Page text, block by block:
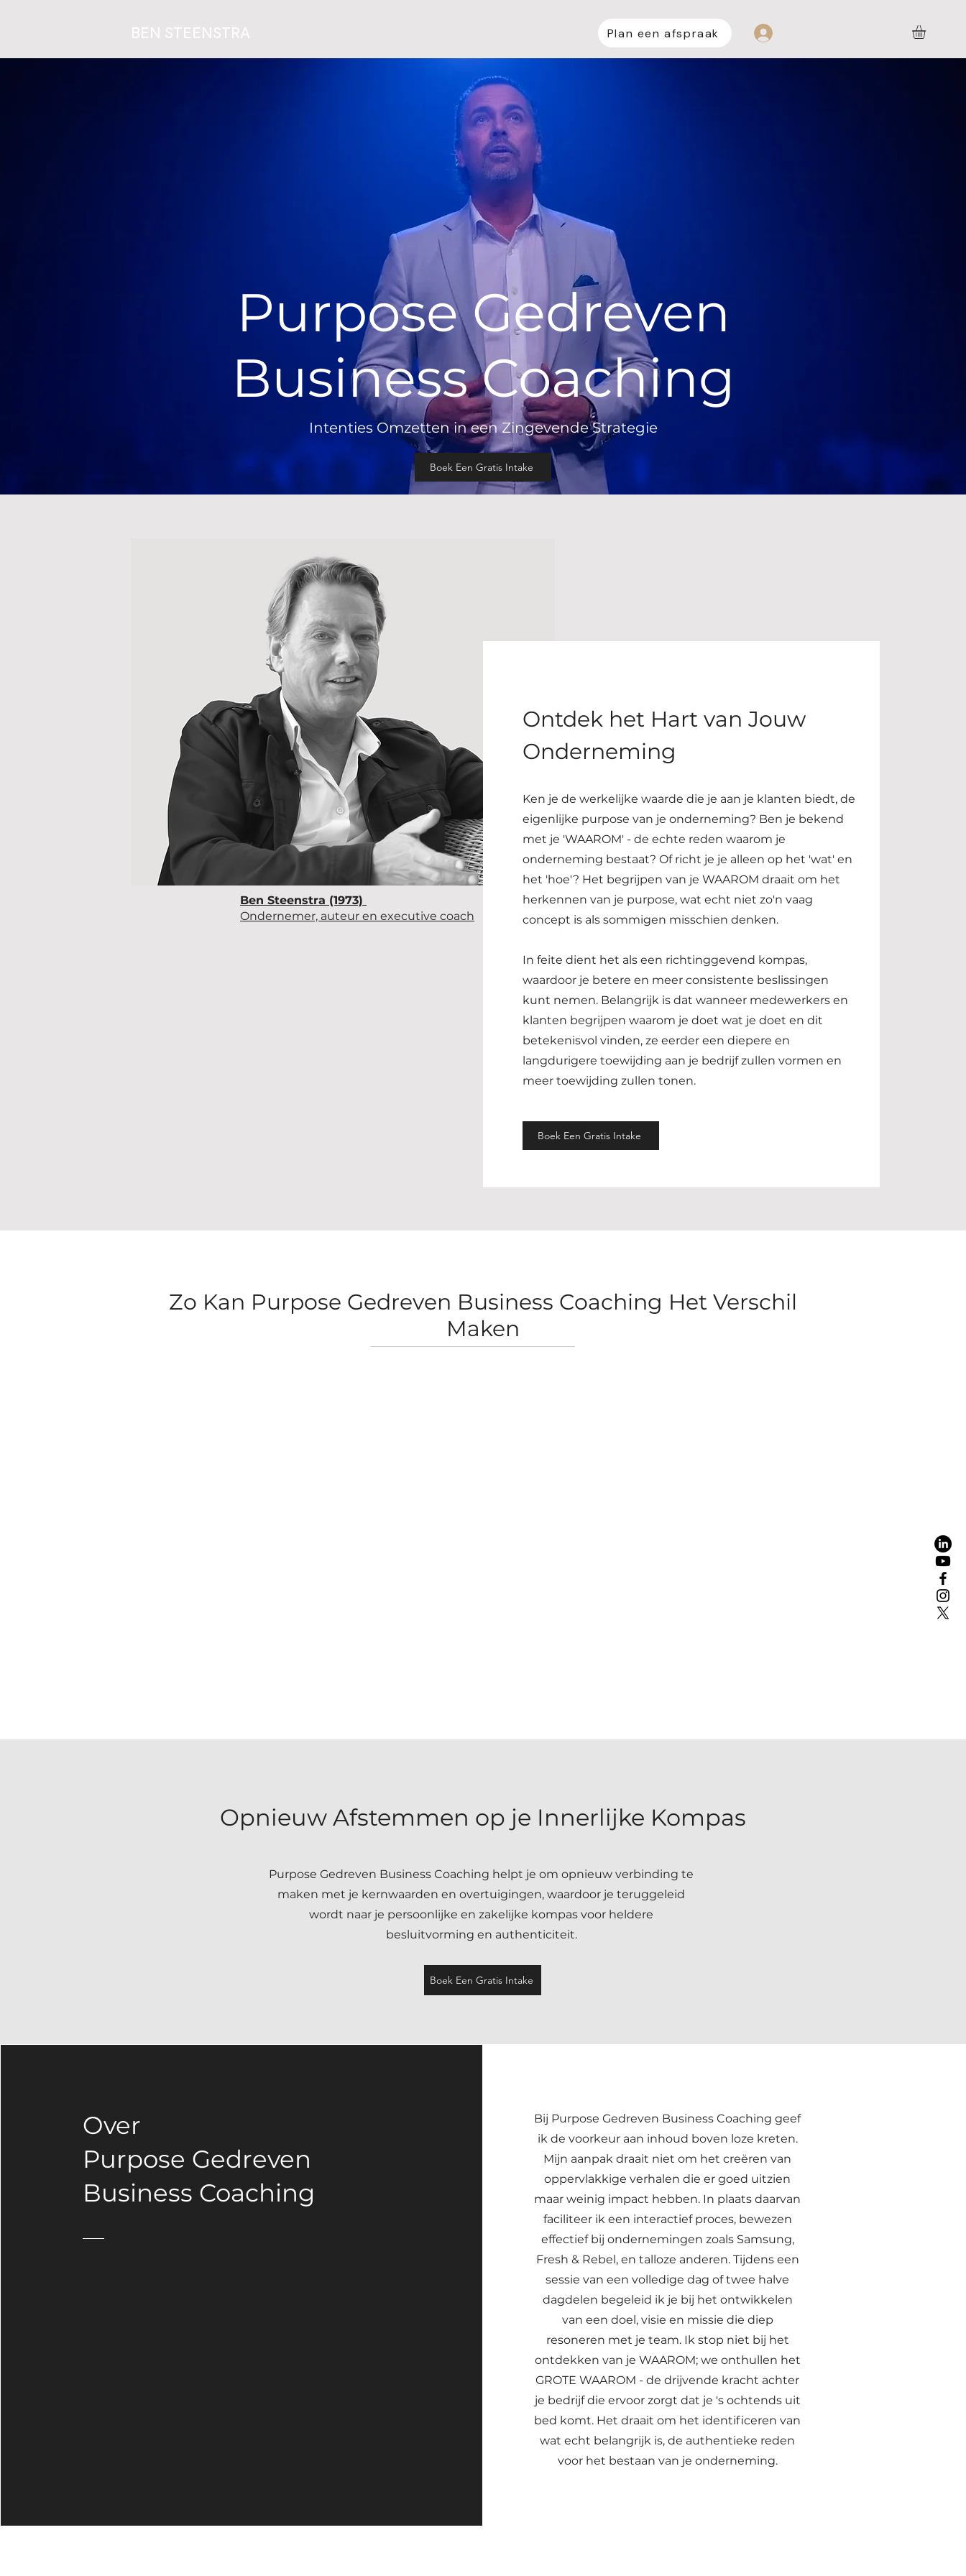
BEN STEENSTRA Plan een afspraak
Purpose Gedreven
Business Coaching
Intenties Omzetten in een Zingevende Strategie
Boek Een Gratis Intake
Ben Steenstra (1973)
Ondernemer, auteur en executive coach
Ontdek het Hart van Jouw
Onderneming
Ken je de werkelijke waarde die je aan je klanten biedt, de
eigenlijke purpose van je onderneming? Ben je bekend
met je 'WAAROM' - de echte reden waarom je
onderneming bestaat? Of richt je je alleen op het 'wat' en
het 'hoe'? Het begrijpen van je WAAROM draait om het
herkennen van je purpose, wat echt niet zo'n vaag
concept is als sommigen misschien denken.
In feite dient het als een richtinggevend kompas,
waardoor je betere en meer consistente beslissingen
kunt nemen. Belangrijk is dat wanneer medewerkers en
klanten begrijpen waarom je doet wat je doet en dit
betekenisvol vinden, ze eerder een diepere en
langdurigere toewijding aan je bedrijf zullen vormen en
meer toewijding zullen tonen.
Boek Een Gratis Intake
Zo Kan Purpose Gedreven Business Coaching Het Verschil
Maken
Opnieuw Afstemmen op je Innerlijke Kompas
Purpose Gedreven Business Coaching helpt je om opnieuw verbinding te
maken met je kernwaarden en overtuigingen, waardoor je teruggeleid
wordt naar je persoonlijke en zakelijke kompas voor heldere
besluitvorming en authenticiteit.
Boek Een Gratis Intake
Over
Purpose Gedreven
Business Coaching
Bij Purpose Gedreven Business Coaching geef
ik de voorkeur aan inhoud boven loze kreten.
Mijn aanpak draait niet om het creëren van
oppervlakkige verhalen die er goed uitzien
maar weinig impact hebben. In plaats daarvan
faciliteer ik een interactief proces, bewezen
effectief bij ondernemingen zoals Samsung,
Fresh & Rebel, en talloze anderen. Tijdens een
sessie van een volledige dag of twee halve
dagdelen begeleid ik je bij het ontwikkelen
van een doel, visie en missie die diep
resoneren met je team. Ik stop niet bij het
ontdekken van je WAAROM; we onthullen het
GROTE WAAROM - de drijvende kracht achter
je bedrijf die ervoor zorgt dat je 's ochtends uit
bed komt. Het draait om het identificeren van
wat echt belangrijk is, de authentieke reden
voor het bestaan van je onderneming.